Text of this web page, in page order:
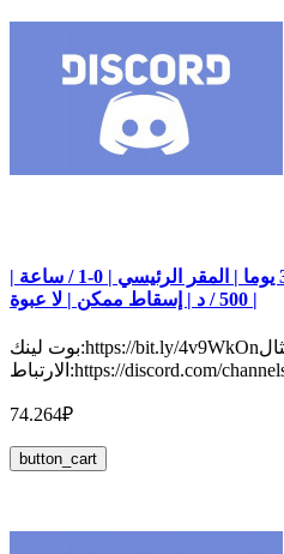
أعضاء الخلاف | قناة صوتية | 30 يوما | المقر الرئيسي | 0-1 / ساعة |
500 / د | إسقاط ممكن | لا عبوة |
بوت لينك:https://bit.ly/4v9WkOnمثال
74.264₽
button_cart